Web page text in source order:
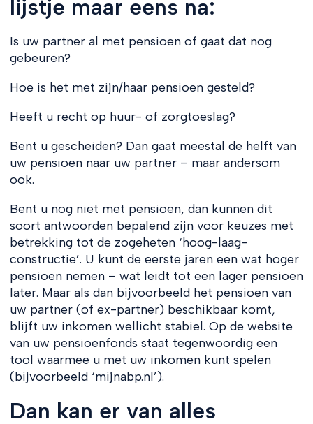
lijstje maar eens na:
Is uw partner al met pensioen of gaat dat nog
gebeuren?
Hoe is het met zijn/haar pensioen gesteld?
Heeft u recht op huur- of zorgtoeslag?
Bent u gescheiden? Dan gaat meestal de helft van
uw pensioen naar uw partner – maar andersom
ook.
Bent u nog niet met pensioen, dan kunnen dit
soort antwoorden bepalend zijn voor keuzes met
betrekking tot de zogeheten ‘hoog-laag-
constructie’. U kunt de eerste jaren een wat hoger
pensioen nemen – wat leidt tot een lager pensioen
later. Maar als dan bijvoorbeeld het pensioen van
uw partner (of ex-partner) beschikbaar komt,
blijft uw inkomen wellicht stabiel. Op de website
van uw pensioenfonds staat tegenwoordig een
tool waarmee u met uw inkomen kunt spelen
(bijvoorbeeld ‘mijnabp.nl’).
Dan kan er van alles